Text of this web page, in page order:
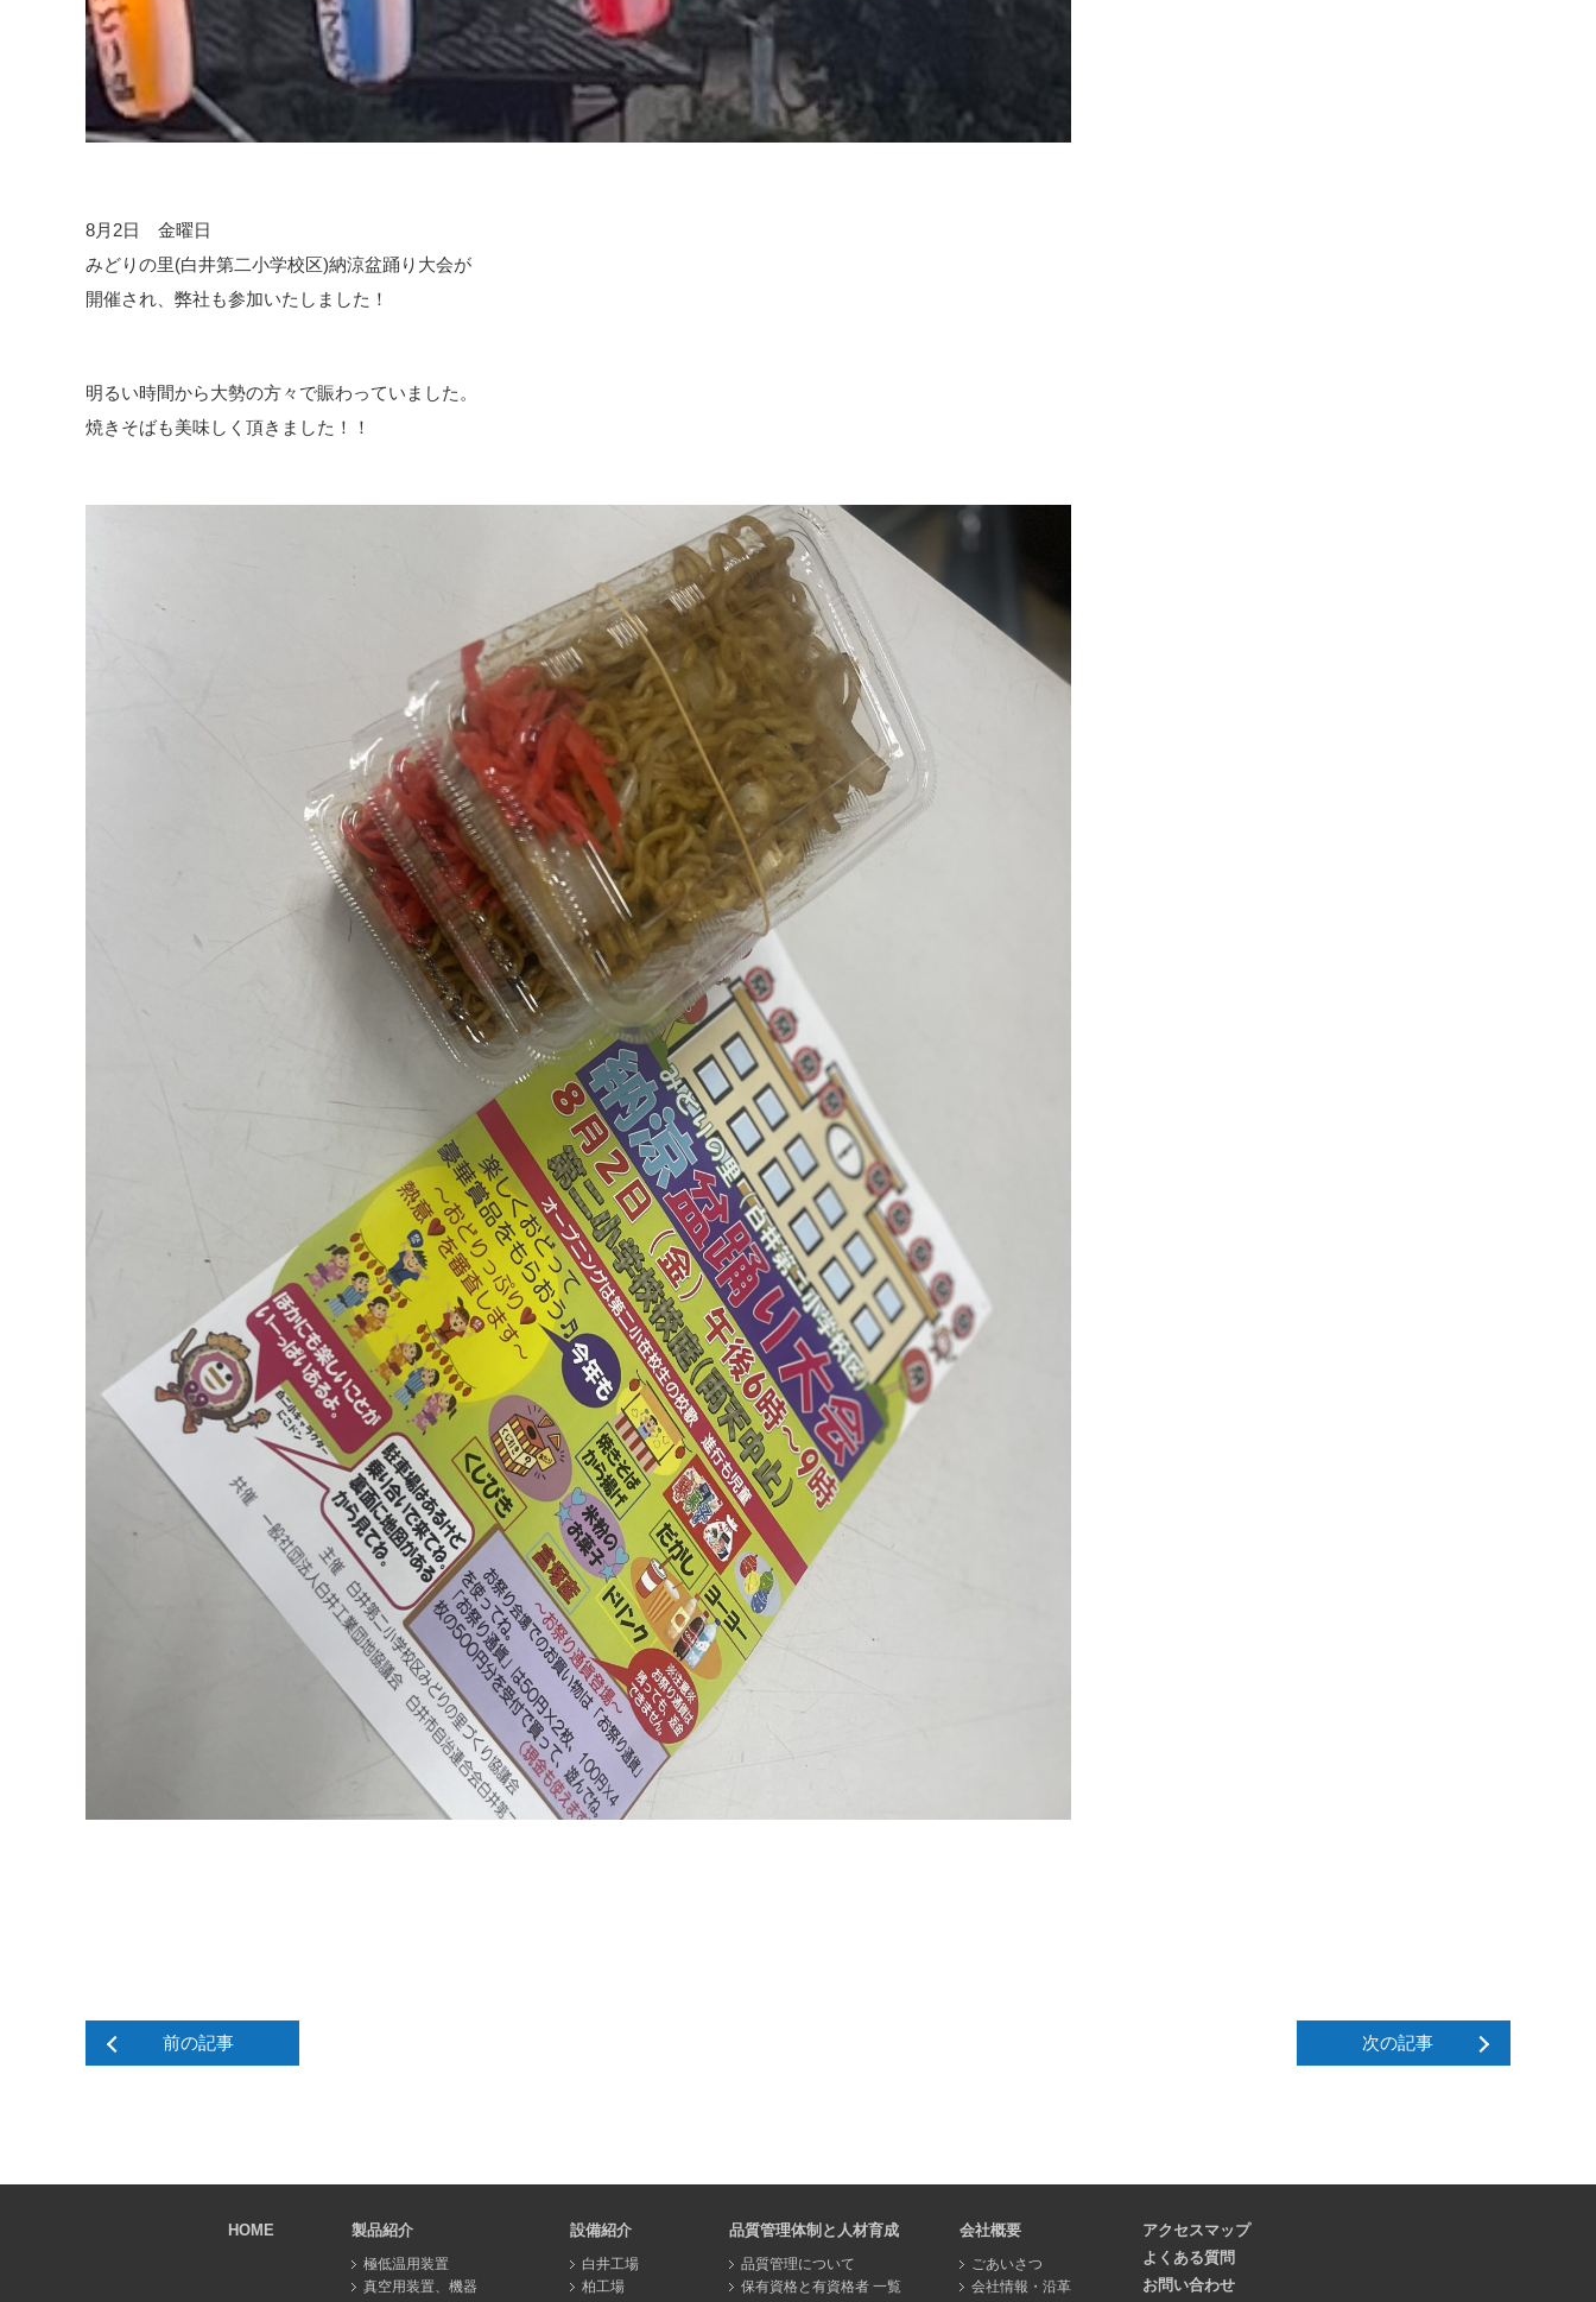
8月2日 金曜日
みどりの里(白井第二小学校区)納涼盆踊り大会が
開催され、弊社も参加いたしました！
明るい時間から大勢の方々で賑わっていました。
焼きそばも美味しく頂きました！！
前の記事 次の記事
HOME 製品紹介
極低温用装置
真空用装置、機器
設備紹介
白井工場
柏工場
品質管理体制と人材育成
品質管理について
保有資格と有資格者 一覧
会社概要
ごあいさつ
会社情報・沿革
アクセスマップ
よくある質問
お問い合わせ